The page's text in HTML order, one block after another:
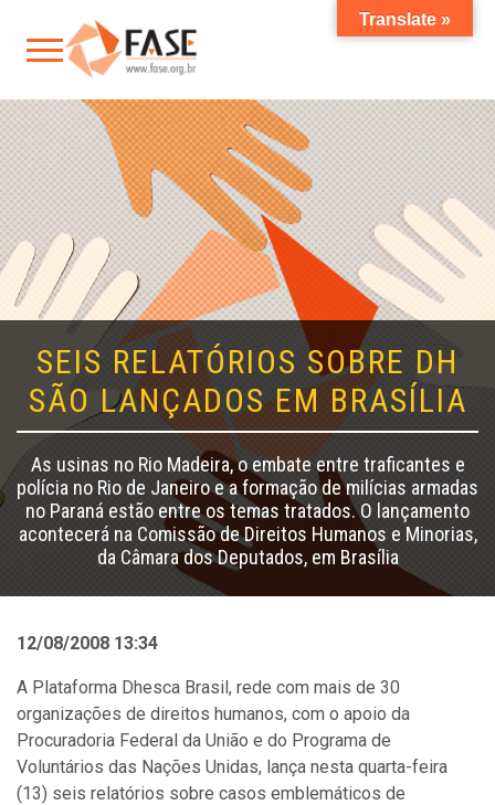
SEIS RELATÓRIOS SOBRE DH
SÃO LANÇADOS EM BRASÍLIA
As usinas no Rio Madeira, o embate entre traficantes e
polícia no Rio de Janeiro e a formação de milícias armadas
no Paraná estão entre os temas tratados. O lançamento
acontecerá na Comissão de Direitos Humanos e Minorias,
da Câmara dos Deputados, em Brasília
12/08/2008 13:34
A Plataforma Dhesca Brasil, rede com mais de 30
organizações de direitos humanos, com o apoio da
Procuradoria Federal da União e do Programa de
Voluntários das Nações Unidas, lança nesta quarta-feira
(13) seis relatórios sobre casos emblemáticos de
Translate »